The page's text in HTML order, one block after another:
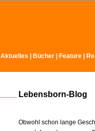
Aktuelles Bücher Feature
Lebensborn-Blog
Obwohl schon lange